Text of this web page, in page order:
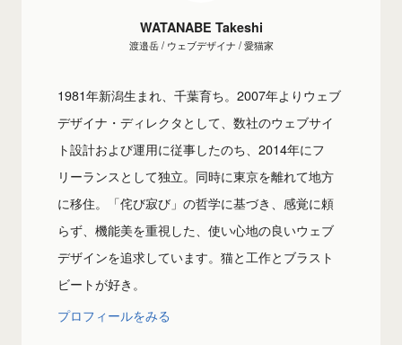
WATANABE Takeshi
渡邉岳 / ウェブデザイナ / 愛猫家
1981年新潟生まれ、千葉育ち。2007年よりウェブ
デザイナ・ディレクタとして、数社のウェブサイ
ト設計および運用に従事したのち、2014年にフ
リーランスとして独立。同時に東京を離れて地方
に移住。「侘び寂び」の哲学に基づき、感覚に頼
らず、機能美を重視した、使い心地の良いウェブ
デザインを追求しています。猫と工作とブラスト
ビートが好き。
プロフィールをみる